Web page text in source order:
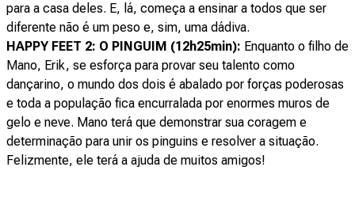
para a casa deles. E, lá, começa a ensinar a todos que ser
diferente não é um peso e, sim, uma dádiva.
HAPPY FEET 2: O PINGUIM (12h25min): Enquanto o filho de
Mano, Erik, se esforça para provar seu talento como
dançarino, o mundo dos dois é abalado por forças poderosas
e toda a população fica encurralada por enormes muros de
gelo e neve. Mano terá que demonstrar sua coragem e
determinação para unir os pinguins e resolver a situação.
Felizmente, ele terá a ajuda de muitos amigos!